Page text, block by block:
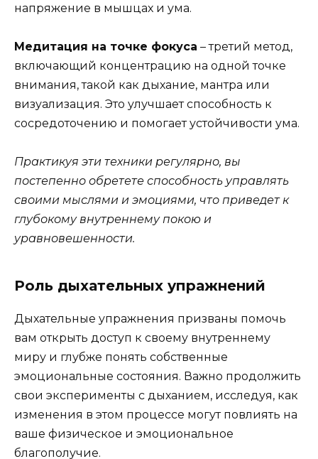
напряжение в мышцах и ума.
Медитация на точке фокуса – третий метод,
включающий концентрацию на одной точке
внимания, такой как дыхание, мантра или
визуализация. Это улучшает способность к
сосредоточению и помогает устойчивости ума.
Практикуя эти техники регулярно, вы
постепенно обретете способность управлять
своими мыслями и эмоциями, что приведет к
глубокому внутреннему покою и
уравновешенности.
Роль дыхательных упражнений
Дыхательные упражнения призваны помочь
вам открыть доступ к своему внутреннему
миру и глубже понять собственные
эмоциональные состояния. Важно продолжить
свои эксперименты с дыханием, исследуя, как
изменения в этом процессе могут повлиять на
ваше физическое и эмоциональное
благополучие.